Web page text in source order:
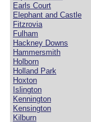
Earls Court
Elephant and Castle
Fitzrovia
Fulham
Hackney Downs
Hammersmith
Holborn
Holland Park
Hoxton
Islington
Kennington
Kensington
Kilburn